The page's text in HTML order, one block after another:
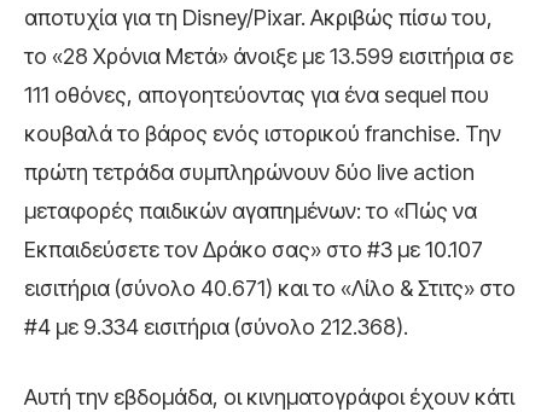
αποτυχία για τη Disney/Pixar. Ακριβώς πίσω του,
το «28 Χρόνια Μετά» άνοιξε με 13.599 εισιτήρια σε
111 οθόνες, απογοητεύοντας για ένα sequel που
κουβαλά το βάρος ενός ιστορικού franchise. Την
πρώτη τετράδα συμπληρώνουν δύο live action
μεταφορές παιδικών αγαπημένων: το «Πώς να
Εκπαιδεύσετε τον Δράκο σας» στο #3 με 10.107
εισιτήρια (σύνολο 40.671) και το «Λίλο & Στιτς» στο
#4 με 9.334 εισιτήρια (σύνολο 212.368).
Αυτή την εβδομάδα, οι κινηματογράφοι έχουν κάτι